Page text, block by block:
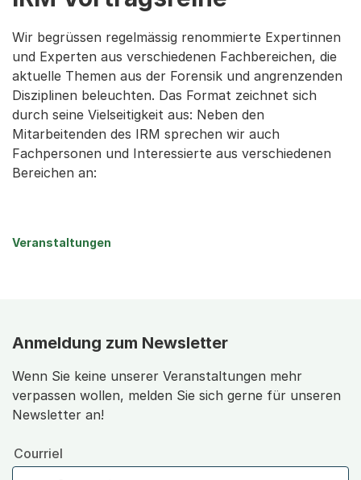
Wir begrüssen regelmässig renommierte Expertinnen
und Experten aus verschiedenen Fachbereichen, die
aktuelle Themen aus der Forensik und angrenzenden
Disziplinen beleuchten. Das Format zeichnet sich
durch seine Vielseitigkeit aus: Neben den
Mitarbeitenden des IRM sprechen wir auch
Fachpersonen und Interessierte aus verschiedenen
Bereichen an:
Veranstaltungen
Anmeldung zum Newsletter
Wenn Sie keine unserer Veranstaltungen mehr
verpassen wollen, melden Sie sich gerne für unseren
Newsletter an!
Courriel